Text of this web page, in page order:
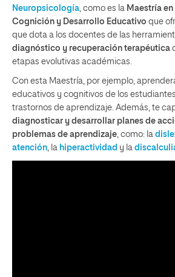
Neuropsicología , como es la Maestría
Cognición y Desarrollo Educativo que
que dota a los docentes de las
diagnóstico y recuperación terapéutica
etapas evolutivas académicas.
Con esta Maestría, por ejemplo,
educativos y cognitivos de los
trastornos de aprendizaje. Además, te
diagnosticar y desarrollar planes de
problemas de aprendizaje , como: la
atención , la hiperactividad y la